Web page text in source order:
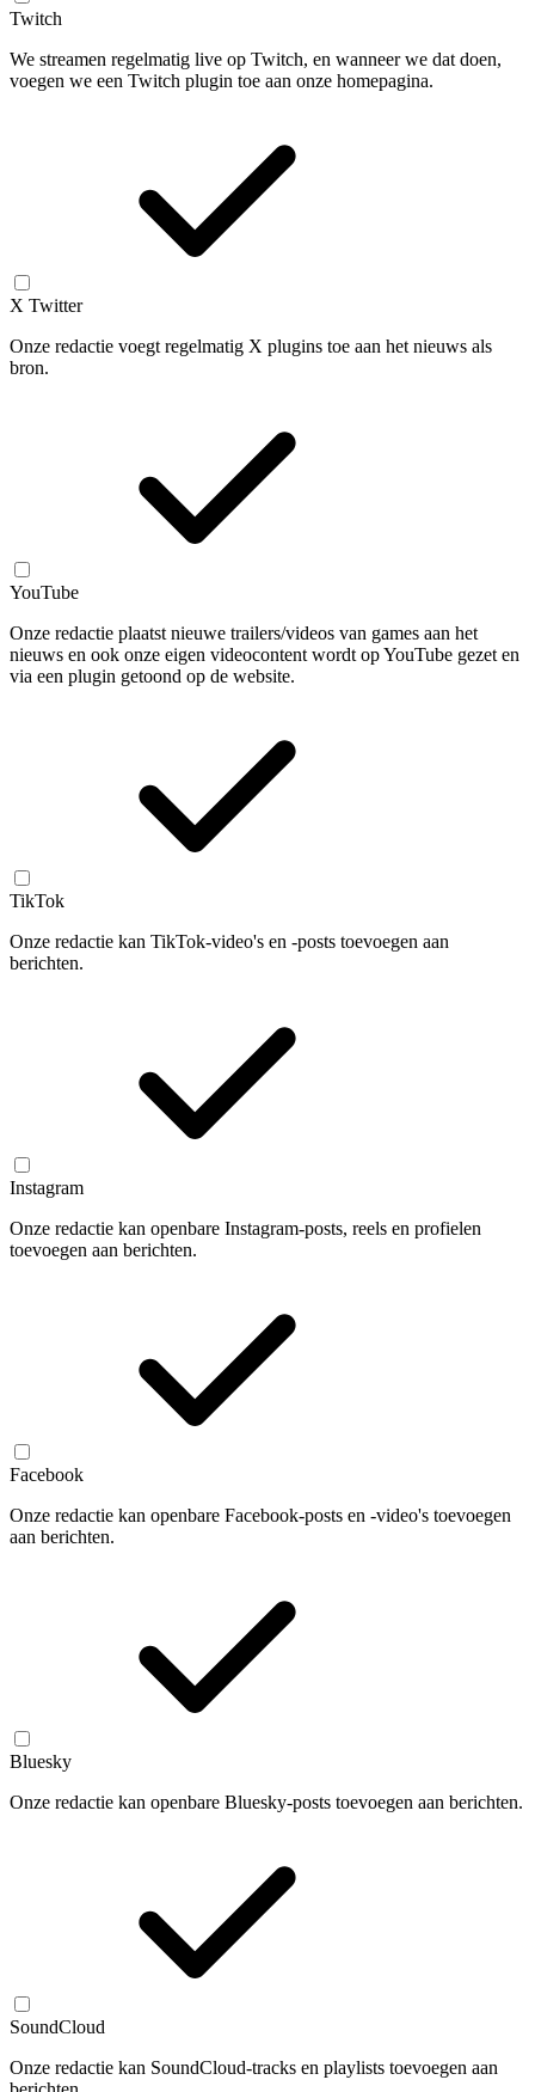
Twitch
We streamen regelmatig live op Twitch, en wanneer we dat doen,
voegen we een Twitch plugin toe aan onze homepagina.
X Twitter
Onze redactie voegt regelmatig X plugins toe aan het nieuws als
bron.
YouTube
Onze redactie plaatst nieuwe trailers/videos van games aan het
nieuws en ook onze eigen videocontent wordt op YouTube gezet en
via een plugin getoond op de website.
TikTok
Onze redactie kan TikTok-video's en -posts toevoegen aan
berichten.
Instagram
Onze redactie kan openbare Instagram-posts, reels en profielen
toevoegen aan berichten.
Facebook
Onze redactie kan openbare Facebook-posts en -video's toevoegen
aan berichten.
Bluesky
Onze redactie kan openbare Bluesky-posts toevoegen aan berichten.
SoundCloud
Onze redactie kan SoundCloud-tracks en playlists toevoegen aan